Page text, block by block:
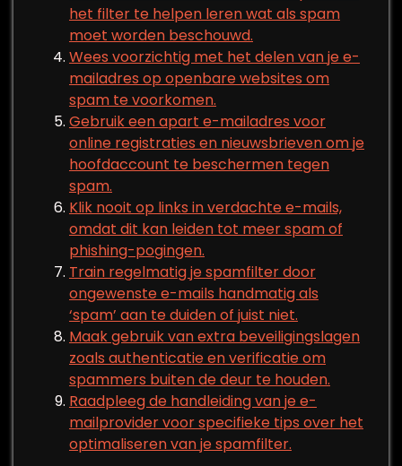
het filter te helpen leren wat als spam
moet worden beschouwd.
Wees voorzichtig met het delen van je e-
mailadres op openbare websites om
spam te voorkomen.
Gebruik een apart e-mailadres voor
online registraties en nieuwsbrieven om je
hoofdaccount te beschermen tegen
spam.
Klik nooit op links in verdachte e-mails,
omdat dit kan leiden tot meer spam of
phishing-pogingen.
Train regelmatig je spamfilter door
ongewenste e-mails handmatig als
‘spam’ aan te duiden of juist niet.
Maak gebruik van extra beveiligingslagen
zoals authenticatie en verificatie om
spammers buiten de deur te houden.
Raadpleeg de handleiding van je e-
mailprovider voor specifieke tips over het
optimaliseren van je spamfilter.